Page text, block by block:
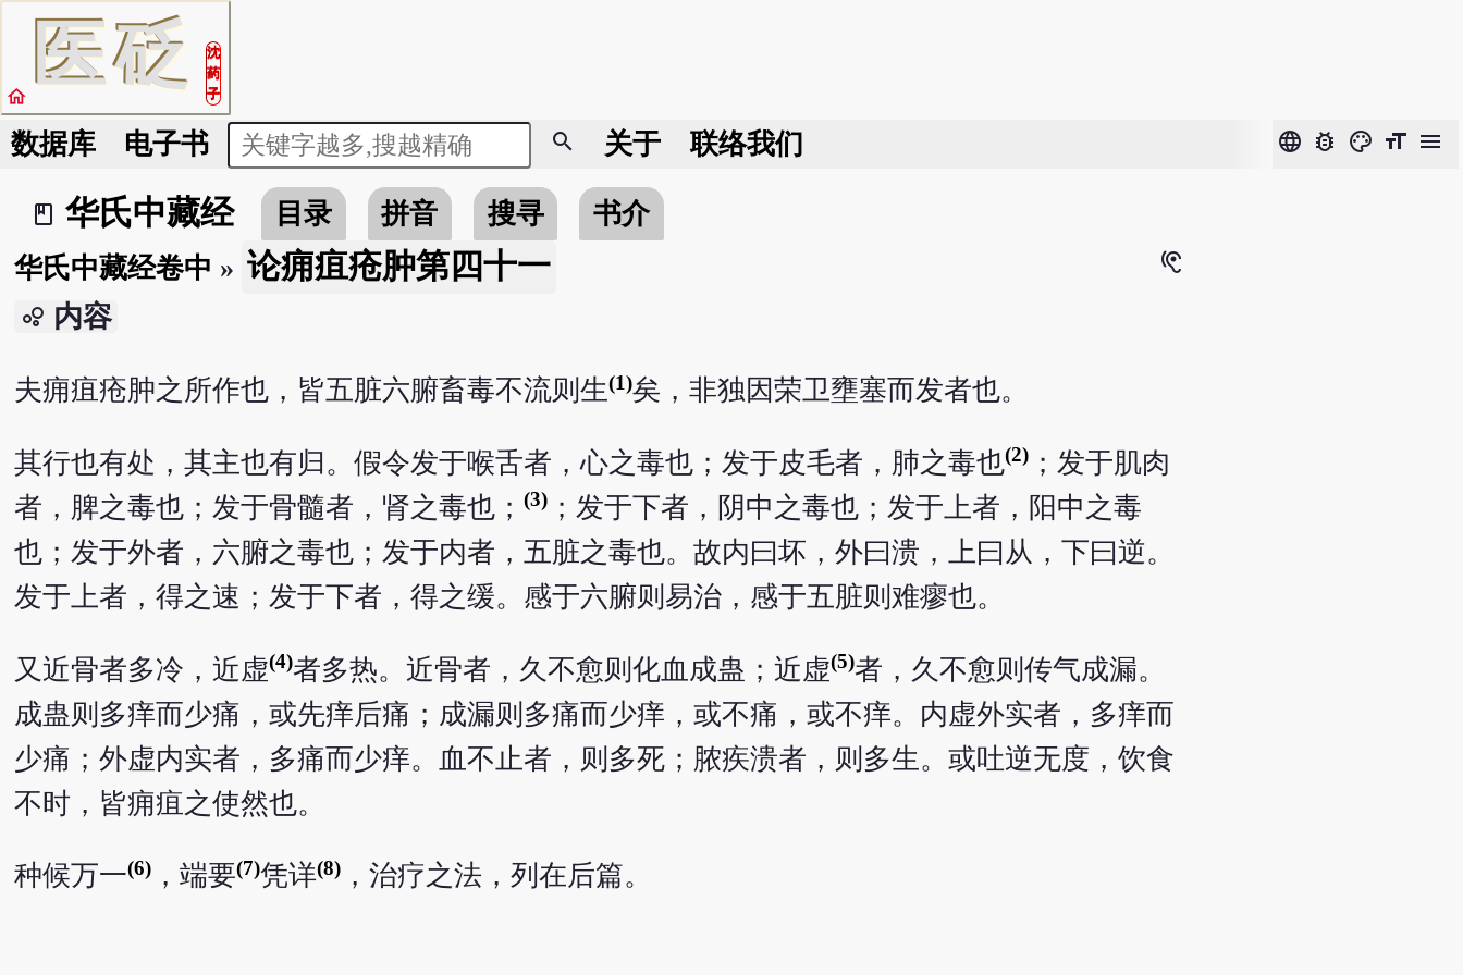
医砭
沈
药
子
home
数据库 电子书 search 关于 联络我们 language bug_report color_lens format_size menu
book_2
华氏中藏经 目录 拼音 搜寻
书介
华氏中藏经卷中 » 论痈疽疮肿第四十一 hearing
bubble_chart 内容
夫痈疽疮肿之所作也，皆五脏六腑畜毒不流则生(1)矣，非独因荣卫壅塞而发者也。
其行也有处，其主也有归。假令发于喉舌者，心之毒也；发于皮毛者，肺之毒也(2)；发于肌肉
者，脾之毒也；发于骨髓者，肾之毒也； (3)；发于下者，阴中之毒也；发于上者，阳中之毒
也；发于外者，六腑之毒也；发于内者，五脏之毒也。故内曰坏，外曰溃，上曰从，下曰逆。
发于上者，得之速；发于下者，得之缓。感于六腑则易治，感于五脏则难瘳也。
又近骨者多冷，近虚(4)者多热。近骨者，久不愈则化血成蛊；近虚(5)者，久不愈则传气成漏。
成蛊则多痒而少痛，或先痒后痛；成漏则多痛而少痒，或不痛，或不痒。内虚外实者，多痒而
少痛；外虚内实者，多痛而少痒。血不止者，则多死；脓疾溃者，则多生。或吐逆无度，饮食
不时，皆痈疽之使然也。
种候万一(6)，端要(7)凭详(8)，治疗之法，列在后篇。